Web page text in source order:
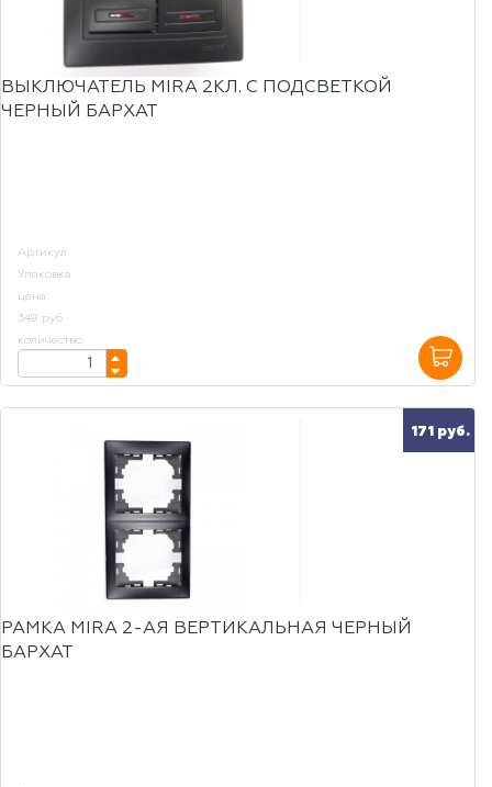
ВЫКЛЮЧАТЕЛЬ MIRA 2КЛ. С ПОДСВЕТКОЙ
ЧЕРНЫЙ БАРХАТ
Артикул
Упаковка
цена:
349 руб.
количество:
171 руб.
РАМКА MIRA 2-АЯ ВЕРТИКАЛЬНАЯ ЧЕРНЫЙ
БАРХАТ